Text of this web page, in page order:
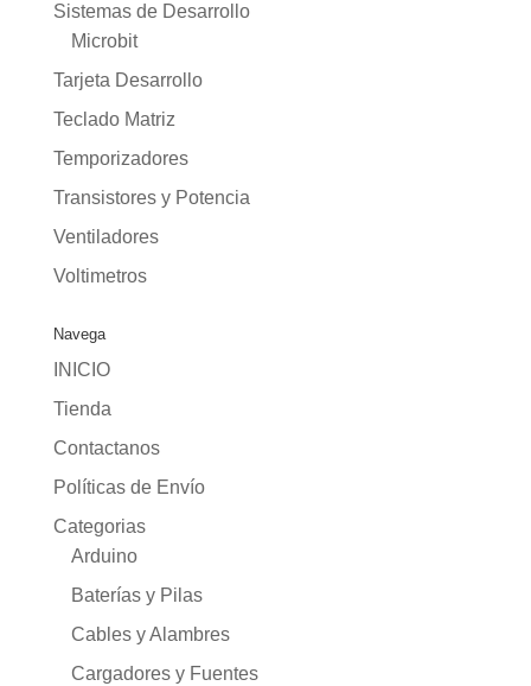
Sistemas de Desarrollo
Microbit
Tarjeta Desarrollo
Teclado Matriz
Temporizadores
Transistores y Potencia
Ventiladores
Voltimetros
Navega
INICIO
Tienda
Contactanos
Políticas de Envío
Categorias
Arduino
Baterías y Pilas
Cables y Alambres
Cargadores y Fuentes